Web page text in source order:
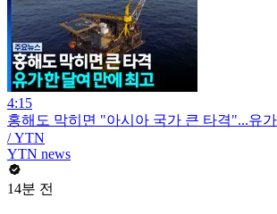
4:15
홍해도 막히면 "아시아 국가 큰 타격"...유
/ YTN
YTN news
14분 전